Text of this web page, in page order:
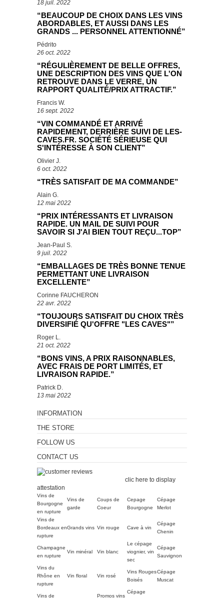
18 juil. 2022
“BEAUCOUP DE CHOIX DANS LES VINS
ABORDABLES, ET AUSSI DANS LES
GRANDS ... PERSONNEL ATTENTIONNÉ”
Pédrito
26 oct. 2022
“RÉGULIÈREMENT DE BELLE OFFRES,
UNE DESCRIPTION DES VINS QUE L'ON
RETROUVE DANS LE VERRE, UN
RAPPORT QUALITÉ/PRIX ATTRACTIF.”
Francis W.
16 sept. 2022
“VIN COMMANDÉ ET ARRIVÉ
RAPIDEMENT, DERRIÈRE SUIVI DE LES-
CAVES.FR. SOCIÉTÉ SÉRIEUSE QUI
S'INTÉRESSE À SON CLIENT”
Olivier J.
6 oct. 2022
“TRÈS SATISFAIT DE MA COMMANDE”
Alain G.
12 mai 2022
“PRIX INTÉRESSANTS ET LIVRAISON
RAPIDE. UN MAIL DE SUIVI POUR
SAVOIR SI J'AI BIEN TOUT REÇU...TOP”
Jean-Paul S.
9 juil. 2022
“EMBALLAGES DE TRÈS BONNE TENUE
PERMETTANT UNE LIVRAISON
EXCELLENTE”
Corinne FAUCHERON
22 avr. 2022
“TOUJOURS SATISFAIT DU CHOIX TRÈS
DIVERSIFIÉ QU'OFFRE "LES CAVES"”
Roger L.
21 oct. 2022
“BONS VINS, A PRIX RAISONNABLES,
AVEC FRAIS DE PORT LIMITÉS, ET
LIVRAISON RAPIDE.”
Patrick D.
13 mai 2022
INFORMATION
THE STORE
FOLLOW US
CONTACT US
clic here to display
attestation
Vins de
Bourgogne
en rupture
Vins de
garde
Coups de
Coeur
Cepage
Bourgogne
Cépage
Merlot
Vins de
Bordeaux en
rupture
Grands vins Vin rouge Cave à vin
Cépage
Chenin
Champagne
en rupture
Vin minéral Vin blanc
Le cépage
viognier, vin
sec
Cépage
Sauvignon
Vins du
Rhône en
rupture
Vin floral Vin rosé
Vins Rouges
Boisés
Cépage
Muscat
Vins de Promos vins
Cépage